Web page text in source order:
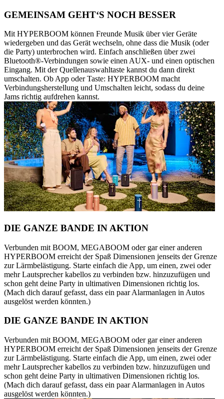
GEMEINSAM GEHT‘S NOCH BESSER
Mit HYPERBOOM können Freunde Musik über vier Geräte
wiedergeben und das Gerät wechseln, ohne dass die Musik (oder
die Party) unterbrochen wird. Einfach anschließen über zwei
Bluetooth®-Verbindungen sowie einen AUX- und einen optischen
Eingang. Mit der Quellenauswahltaste kannst du dann direkt
umschalten. Ob App oder Taste: HYPERBOOM macht
Verbindungsherstellung und Umschalten leicht, sodass du deine
Jams richtig aufdrehen kannst.
DIE GANZE BANDE IN AKTION
Verbunden mit BOOM, MEGABOOM oder gar einer anderen
HYPERBOOM erreicht der Spaß Dimensionen jenseits der Grenze
zur Lärmbelästigung. Starte einfach die App, um einen, zwei oder
mehr Lautsprecher kabellos zu verbinden bzw. hinzuzufügen und
schon geht deine Party in ultimativen Dimensionen richtig los.
(Mach dich darauf gefasst, dass ein paar Alarmanlagen in Autos
ausgelöst werden könnten.)
DIE GANZE BANDE IN AKTION
Verbunden mit BOOM, MEGABOOM oder gar einer anderen
HYPERBOOM erreicht der Spaß Dimensionen jenseits der Grenze
zur Lärmbelästigung. Starte einfach die App, um einen, zwei oder
mehr Lautsprecher kabellos zu verbinden bzw. hinzuzufügen und
schon geht deine Party in ultimativen Dimensionen richtig los.
(Mach dich darauf gefasst, dass ein paar Alarmanlagen in Autos
ausgelöst werden könnten.)